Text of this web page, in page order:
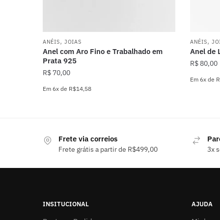
ANÉIS, JOIAS
Anel com Aro Fino e Trabalhado em
Prata 925
R$ 70,00
Em6x de R$14,58
várias
variantes.
ser
ANÉIS,
Anel de
R$80,00
Em 6x de
opções
na
Frete via correios
Frete grátis a partir de R$499,00 3x
INSITUCIONAL AJUDA